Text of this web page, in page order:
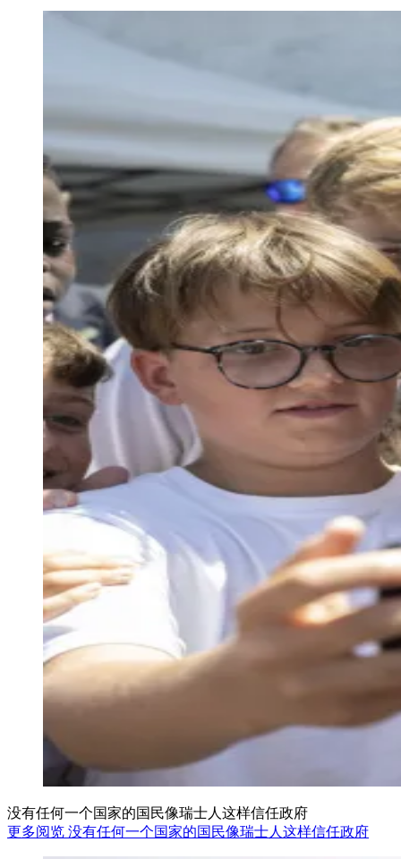
没有任何一个国家的国民像瑞士人这样信任政府
更多阅览 没有任何一个国家的国民像瑞士人这样信任政府